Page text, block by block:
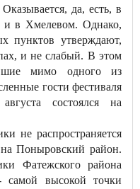
да, есть, в
и в Хмелевом. Однако,
пунктов утверждают,
и не слабый. В этом
мимо одного из
гости фестиваля
состоялся на
не распространяется
Поныровский район.
Фатежского района
высокой точки